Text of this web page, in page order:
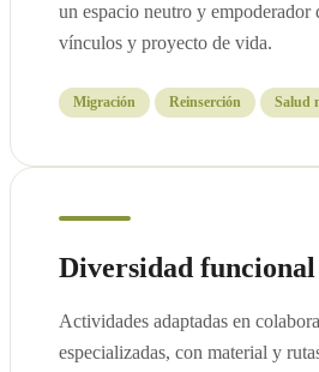
un espacio neutro y empoderador
vínculos y proyecto de vida.
Migración Reinserción Salud
Diversidad funcional
Actividades adaptadas en
especializadas, con material y